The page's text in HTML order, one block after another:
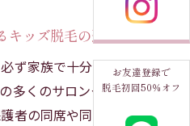
キッズ脱毛の進め方
ず家族で十分に話し合うこ
多くのサロンやクリニック
者の同席や同意が必要とさ
お友達登録で
脱毛初回50％オフ